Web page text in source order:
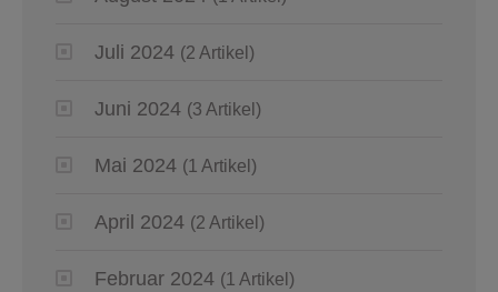
Juli 2024 (2 Artikel)
Juni 2024 (3 Artikel)
Mai 2024 (1 Artikel)
April 2024 (2 Artikel)
Februar 2024 (1 Artikel)